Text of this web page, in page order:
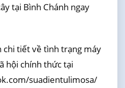
tại Bình Chánh ngay
chi tiết về tình trạng máy
hội chính thức tại
suadientulimosa/